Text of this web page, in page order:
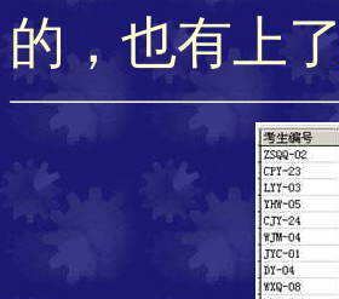
的，也有上了